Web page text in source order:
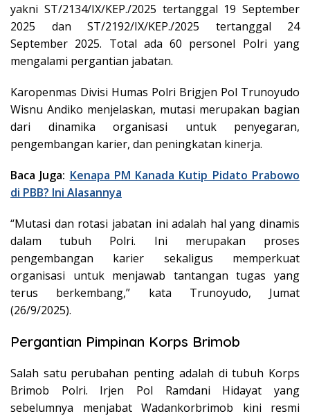
yakni ST/2134/IX/KEP./2025 tertanggal 19 September
2025 dan ST/2192/IX/KEP./2025 tertanggal 24
September 2025. Total ada 60 personel Polri yang
mengalami pergantian jabatan.
Karopenmas Divisi Humas Polri Brigjen Pol Trunoyudo
Wisnu Andiko menjelaskan, mutasi merupakan bagian
dari dinamika organisasi untuk penyegaran,
pengembangan karier, dan peningkatan kinerja.
Baca Juga: Kenapa PM Kanada Kutip Pidato Prabowo
di PBB? Ini Alasannya
“Mutasi dan rotasi jabatan ini adalah hal yang dinamis
dalam tubuh Polri. Ini merupakan proses
pengembangan karier sekaligus memperkuat
organisasi untuk menjawab tantangan tugas yang
terus berkembang,” kata Trunoyudo, Jumat
(26/9/2025).
Pergantian Pimpinan Korps Brimob
Salah satu perubahan penting adalah di tubuh Korps
Brimob Polri. Irjen Pol Ramdani Hidayat yang
sebelumnya menjabat Wadankorbrimob kini resmi